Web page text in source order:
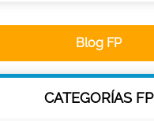
Blog FP
CATEGORÍAS FP